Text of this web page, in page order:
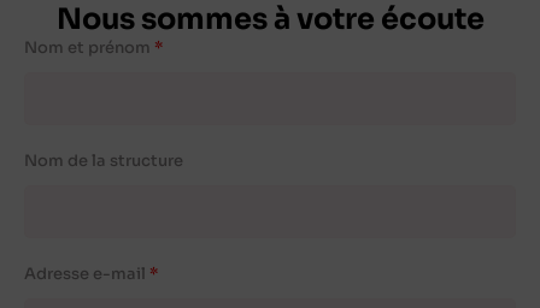
Nous sommes à votre écoute
Nom et prénom
Nom de la structure
Adresse e-mail